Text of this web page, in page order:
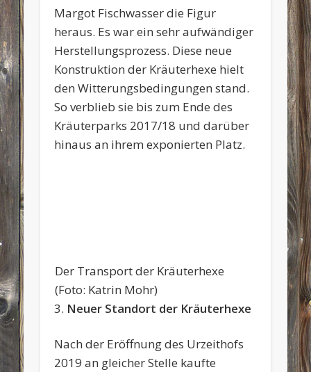
Margot Fischwasser die Figur
heraus. Es war ein sehr aufwändiger
Herstellungsprozess. Diese neue
Konstruktion der Kräuterhexe hielt
den Witterungsbedingungen stand.
So verblieb sie bis zum Ende des
Kräuterparks 2017/18 und darüber
hinaus an ihrem exponierten Platz.
Der Transport der Kräuterhexe
(Foto: Katrin Mohr)
3. Neuer Standort der Kräuterhexe
Nach der Eröffnung des Urzeithofs
2019 an gleicher Stelle kaufte